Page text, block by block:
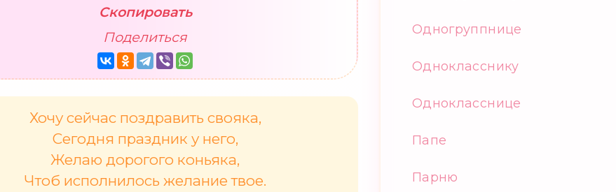
Скопировать
Поделиться
Хочу сейчас поздравить свояка,
Сегодня праздник у него,
Желаю дорогого коньяка,
Чтоб исполнилось желание твое.
Одногруппнице
Однокласснику
Однокласснице
Папе
Парню